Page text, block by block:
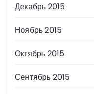
Декабрь 2015
Ноябрь 2015
Октябрь 2015
Сентябрь 2015